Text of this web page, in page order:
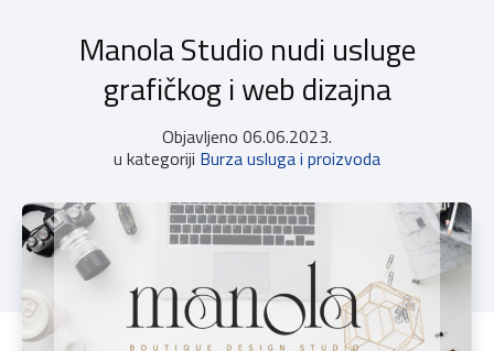
Manola Studio nudi usluge
grafičkog i web dizajna
Objavljeno 06.06.2023.
u kategoriji Burza usluga i proizvoda